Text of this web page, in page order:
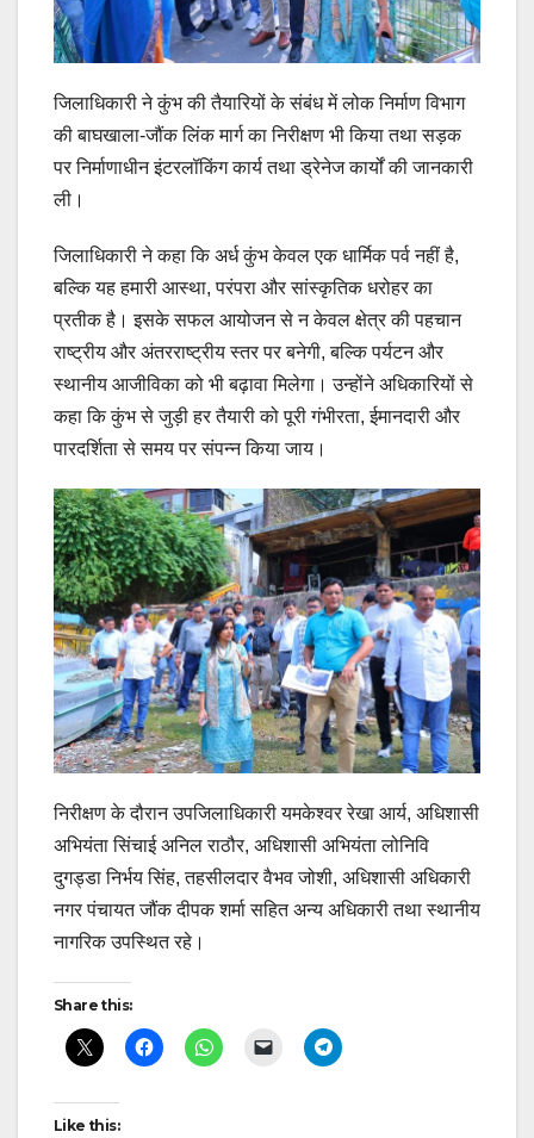
जिलाधिकारी ने कुंभ की तैयारियों के संबंध में लोक निर्माण विभाग
की बाघखाला-जौंक लिंक मार्ग का निरीक्षण भी किया तथा सड़क
पर निर्माणाधीन इंटरलॉकिंग कार्य तथा ड्रेनेज कार्यों की जानकारी
ली।
जिलाधिकारी ने कहा कि अर्ध कुंभ केवल एक धार्मिक पर्व नहीं है,
बल्कि यह हमारी आस्था, परंपरा और सांस्कृतिक धरोहर का
प्रतीक है। इसके सफल आयोजन से न केवल क्षेत्र की पहचान
राष्ट्रीय और अंतरराष्ट्रीय स्तर पर बनेगी, बल्कि पर्यटन और
स्थानीय आजीविका को भी बढ़ावा मिलेगा। उन्होंने अधिकारियों से
कहा कि कुंभ से जुड़ी हर तैयारी को पूरी गंभीरता, ईमानदारी और
पारदर्शिता से समय पर संपन्न किया जाय।
निरीक्षण के दौरान उपजिलाधिकारी यमकेश्वर रेखा आर्य, अधिशासी
अभियंता सिंचाई अनिल राठौर, अधिशासी अभियंता लोनिवि
दुगड्डा निर्भय सिंह, तहसीलदार वैभव जोशी, अधिशासी अधिकारी
नगर पंचायत जौंक दीपक शर्मा सहित अन्य अधिकारी तथा स्थानीय
नागरिक उपस्थित रहे।
Share this:
Like this: